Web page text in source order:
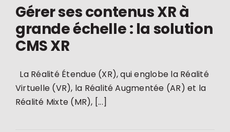
Gérer ses contenus XR à
grande échelle : la solution
CMS XR
La Réalité Étendue (XR), qui englobe la Réalité
Virtuelle (VR), la Réalité Augmentée (AR) et la
Réalité Mixte (MR), [...]